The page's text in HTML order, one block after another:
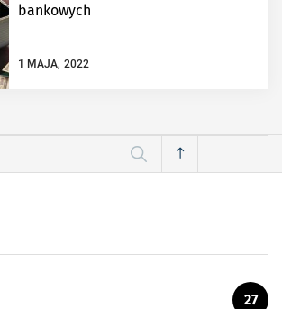
bankowych
1 MAJA, 2022
27